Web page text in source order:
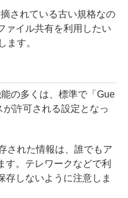
されている古い規格なの
ァイル共有を利用したい
ます。
の多くは、標準で「Gue
許可される設定となっ
された情報は、誰でもア
す。テレワークなどで利
存しないように注意しま